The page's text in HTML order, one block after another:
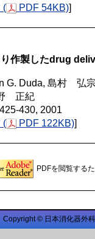
( PDF 54KB)]
り作製したdrug
G. Duda, 島村 弘
正紀
430, 2001
( PDF 122KB)]
PDFを閲覧する
Copyright © 日本消化器外